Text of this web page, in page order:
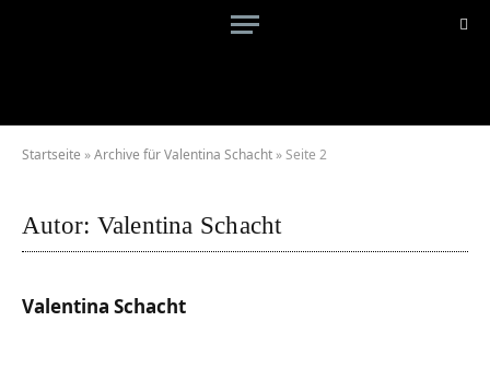
Startseite »Archive für Valentina Schacht »Seite 2
Autor: Valentina Schacht
Valentina Schacht